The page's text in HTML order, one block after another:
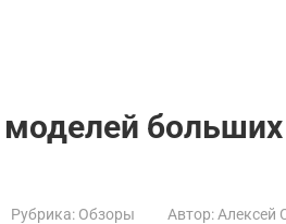
больших
Рубрика: Обзоры Автор: Алексей